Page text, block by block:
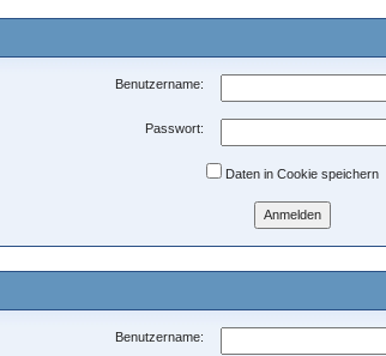
Benutzername:
Passwort:
Daten in Cookie speichern
Benutzername: